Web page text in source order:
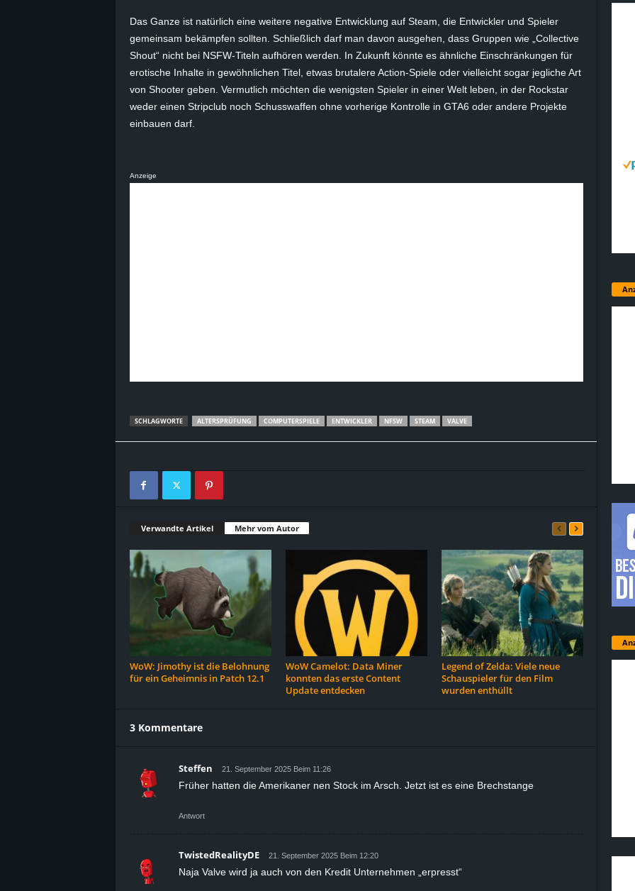
B
l
Das Ganze ist natürlich eine weitere negative Entwicklung auf Steam, die Entwickler und Spieler
gemeinsam bekämpfen sollten. Schließlich darf man davon ausgehen, dass Gruppen wie „ Collective
Shout“ nicht bei NSFW-Titeln aufhören werden. In Zukunft könnte es ähnliche Einschränkungen für
erotische Inhalte in gewöhnlichen Titel, etwas brutalere Action-Spiele oder vielleicht sogar jegliche Art
von Shooter geben. Vermutlich möchten die wenigsten Spieler in einer Welt leben, in der Rockstar
weder einen Stripclub noch Schusswaffen ohne vorherige Kontrolle in GTA6 oder andere Projekte
einbauen darf.
Anzeige
SCHLAGWORTE ALTERSPRÜFUNG COMPUTERSPIELE ENTWICKLER NFSW STEAM VALVE
Verwandte Artikel Mehr vom Autor
WoW: Jimothy ist die Belohnung
für ein Geheimnis in Patch 12.1
WoW Camelot: Data Miner
konnten das erste Content
Update entdecken
Legend of Zelda: Viele neue
Schauspieler für den Film
wurden enthüllt
3 Kommentare
Steffen 21. September 2025 Beim 11:26
Früher hatten die Amerikaner nen Stock im Arsch. Jetzt ist es eine Brechstange
Antwort
TwistedRealityDE 21. September 2025 Beim 12:20
Naja Valve wird ja auch von den Kredit Unternehmen „erpresst“